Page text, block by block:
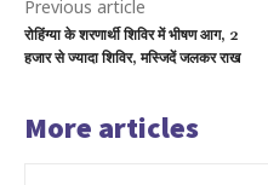
Previous article
रोहिंग्या के शरणार्थी शिविर में भीषण आग, 2
हजार से ज्यादा शिविर, मस्जिदें जलकर राख
More articles